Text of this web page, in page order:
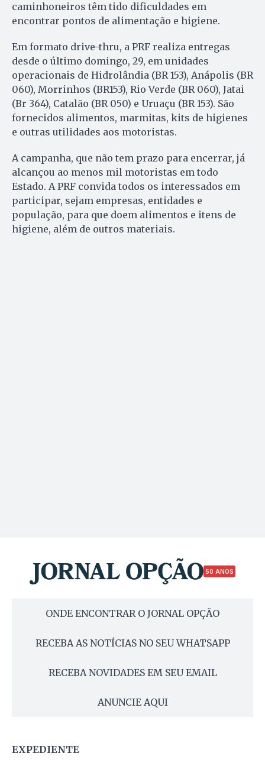
caminhoneiros têm tido dificuldades em
encontrar pontos de alimentação e higiene.
Em formato drive-thru, a PRF realiza entregas
desde o último domingo, 29, em unidades
operacionais de Hidrolândia (BR 153), Anápolis (BR
060), Morrinhos (BR153), Rio Verde (BR 060), Jatai
(Br 364), Catalão (BR 050) e Uruaçu (BR 153). São
fornecidos alimentos, marmitas, kits de higienes
e outras utilidades aos motoristas.
A campanha, que não tem prazo para encerrar, já
alcançou ao menos mil motoristas em todo
Estado. A PRF convida todos os interessados em
participar, sejam empresas, entidades e
população, para que doem alimentos e itens de
higiene, além de outros materiais.
50 ANOS
ONDE ENCONTRAR O JORNAL OPÇÃO
RECEBA AS NOTÍCIAS NO SEU WHATSAPP
RECEBA NOVIDADES EM SEU EMAIL
ANUNCIE AQUI
EXPEDIENTE